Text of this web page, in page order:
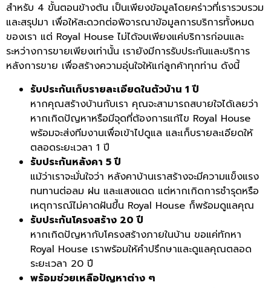
สำหรับ 4 ขั้นตอนข้างต้น เป็นเพียงข้อมูลโดยคร่าวที่เรารวบรวม
และสรุปมา เพื่อให้สะดวกต่อพิจารณาข้อมูลการบริการทั้งหมด
ของเรา แต่ Royal House ไม่ได้จบเพียงแค่บริการก่อนและ
ระหว่างการขายเพียงเท่านั้น เรายังมีการรับประกันและบริการ
หลังการขาย เพื่อสร้างความอุ่นใจให้แก่ลูกค้าทุกท่าน ดังนี้
รับประกันเก็บรายละเอียดในตัวบ้าน 1 ปี
หากคุณสร้างบ้านกับเรา คุณจะสามารถสบายใจได้เลยว่า
หากเกิดปัญหาหรือมีจุดที่ต้องการแก้ไข Royal House
พร้อมจะส่งทีมงานเพื่อเข้าไปดูแล และเก็บรายละเอียดให้
ตลอดระยะเวลา 1 ปี
รับประกันหลังคา 5 ปี
แม้ว่าเราจะมั่นใจว่า หลังคาบ้านเราสร้างจะมีความแข็งแรง
ทนทานต่อลม ฝน และแสงแดด แต่หากเกิดการชำรุดหรือ
เหตุการณ์ไม่คาดฝันขึ้น Royal House ก็พร้อมดูแลคุณ
รับประกันโครงสร้าง 20 ปี
หากเกิดปัญหากับโครงสร้างภายในบ้าน ขอแค่ทักหา
Royal House เราพร้อมให้คำปรึกษาและดูแลคุณตลอด
ระยะเวลา 20 ปี
พร้อมช่วยเหลือปัญหาต่าง ๆ